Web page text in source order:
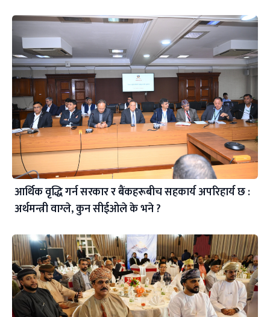
आर्थिक वृद्धि गर्न सरकार र बैंकहरूबीच सहकार्य अपरिहार्य छ :
अर्थमन्त्री वाग्ले, कुन सीईओले के भने ?